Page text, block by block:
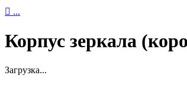
 ...
Корпус зеркала
Загрузка...